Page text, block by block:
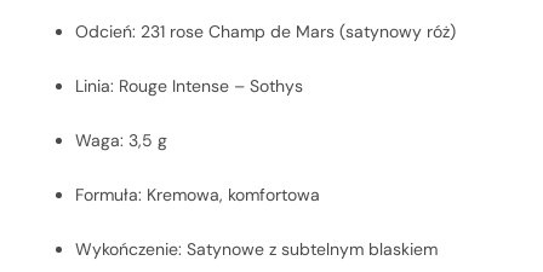
Odcień: 231 rose Champ de Mars (satynowy róż)
Linia: Rouge Intense – Sothys
Waga: 3,5 g
Formuła: Kremowa, komfortowa
Wykończenie: Satynowe z subtelnym blaskiem